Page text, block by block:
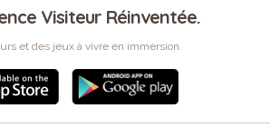
Visiteur Réinventée.
et des jeux à vivre en immersion.